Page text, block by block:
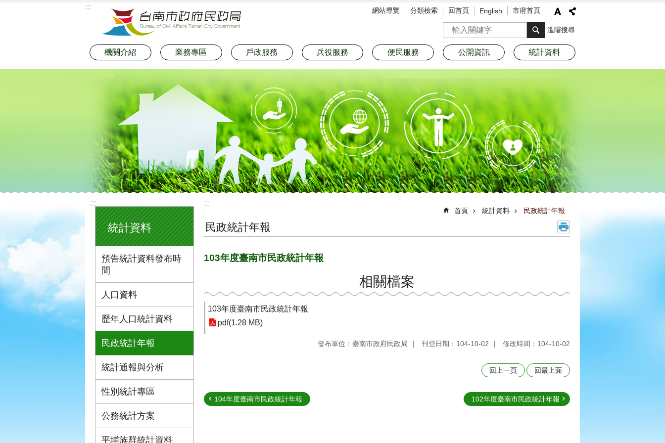
::: 網站導覽 分類檢索 回首頁 English 市府首頁
搜尋 進階搜尋
機關介紹 業務專區 戶政服務 兵役服務 便民服務 公開資訊 統計資料
:::
統計資料
預告統計資料發布時
間
人口資料
歷年人口統計資料
民政統計年報
統計通報與分析
性別統計專區
公務統計方案
平埔族群統計資料
:::
首頁 統計資料 民政統計年報
民政統計年報
103年度臺南市民政統計年報
相關檔案
103年度臺南市民政統計年報
pdf(1.28 MB)
發布單位：臺南市政府民政局 刊登日期：104-10-02 修改時間：104-10-02
回上一頁 回最上面
104年度臺南市民政統計年報 102年度臺南市民政統計年報